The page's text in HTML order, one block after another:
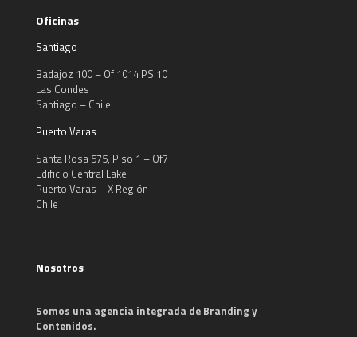
Oficinas
Santiago
Badajoz 100 – Of 1014 PS 10
Las Condes
Santiago – Chile
Puerto Varas
Santa Rosa 575, Piso 1 – Of7
Edificio Central Lake
Puerto Varas – X Región
Chile
Nosotros
Somos una agencia integrada de Branding y
Contenidos.